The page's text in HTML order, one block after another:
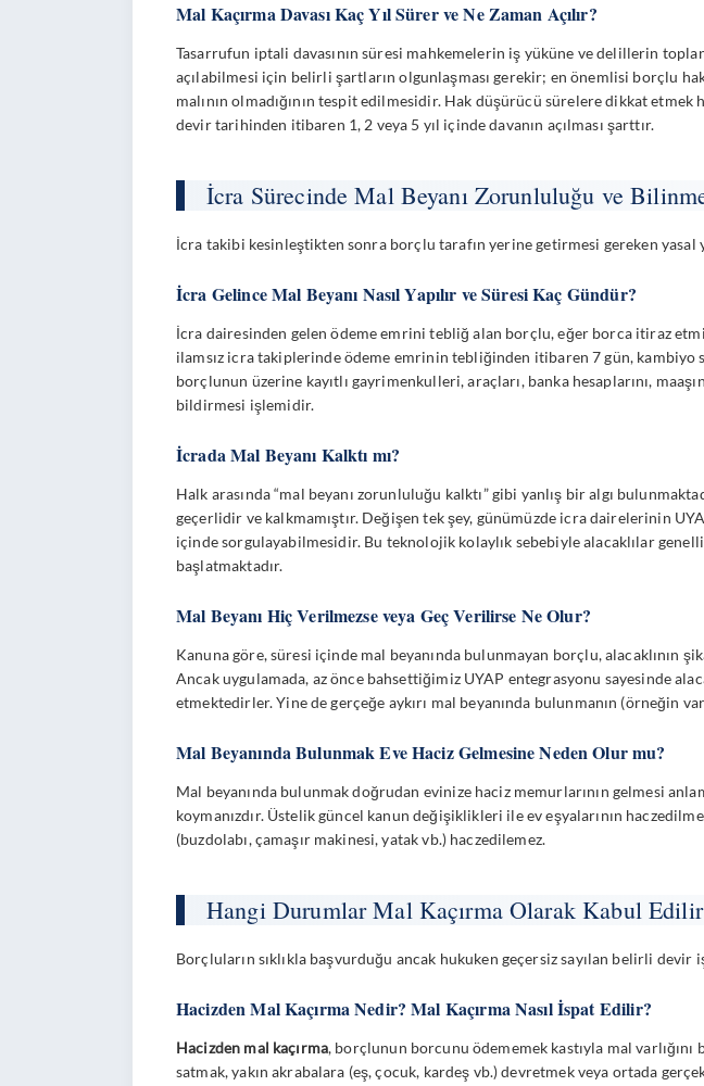
Mal Kaçırma Davası Kaç Yıl Sürer ve Ne Zaman Açılır?
Tasarrufun iptali davasının süresi mahkemelerin iş yüküne ve delillerin
açılabilmesi için belirli şartların olgunlaşması gerekir; en önemlisi borçlu
malının olmadığının tespit edilmesidir. Hak düşürücü sürelere dikkat
devir tarihinden itibaren 1, 2 veya 5 yıl içinde davanın açılması şarttır.
İcra Sürecinde Mal Beyanı Zorunluluğu ve
İcra takibi kesinleştikten sonra borçlu tarafın yerine getirmesi gereken
İcra Gelince Mal Beyanı Nasıl Yapılır ve Süresi Kaç Gündür?
İcra dairesinden gelen ödeme emrini tebliğ alan borçlu, eğer borca itiraz
ilamsız icra takiplerinde ödeme emrinin tebliğinden itibaren 7 gün, kambiyo
borçlunun üzerine kayıtlı gayrimenkulleri, araçları, banka hesaplarını,
bildirmesi işlemidir.
İcrada Mal Beyanı Kalktı mı?
Halk arasında “mal beyanı zorunluluğu kalktı” gibi yanlış bir algı
geçerlidir ve kalkmamıştır. Değişen tek şey, günümüzde icra dairelerinin
içinde sorgulayabilmesidir. Bu teknolojik kolaylık sebebiyle alacaklılar
başlatmaktadır.
Mal Beyanı Hiç Verilmezse veya Geç Verilirse Ne Olur?
Kanuna göre, süresi içinde mal beyanında bulunmayan borçlu, alacaklının
Ancak uygulamada, az önce bahsettiğimiz UYAP entegrasyonu sayesinde
etmektedirler. Yine de gerçeğe aykırı mal beyanında bulunmanın (örneğin
Mal Beyanında Bulunmak Eve Haciz Gelmesine Neden Olur mu?
Mal beyanında bulunmak doğrudan evinize haciz memurlarının gelmesi
koymanızdır. Üstelik güncel kanun değişiklikleri ile ev eşyalarının
(buzdolabı, çamaşır makinesi, yatak vb.) haczedilemez.
Hangi Durumlar Mal Kaçırma Olarak Kabul
Borçluların sıklıkla başvurduğu ancak hukuken geçersiz sayılan belirli devir
Hacizden Mal Kaçırma Nedir? Mal Kaçırma Nasıl İspat Edilir?
Hacizden mal kaçırma, borçlunun borcunu ödememek kastıyla mal
satmak, yakın akrabalara (eş, çocuk, kardeş vb.) devretmek veya ortada